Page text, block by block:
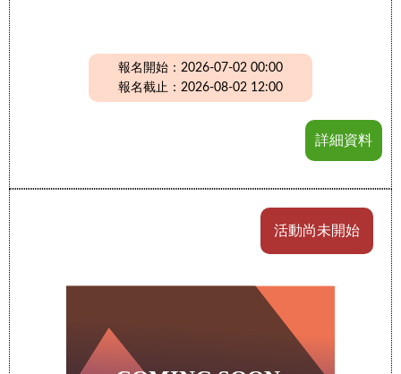
報名開始：2026-07-02 00:00
報名截止：2026-08-02 12:00
詳細資料
活動尚未開始